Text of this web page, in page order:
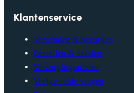
Klantenservice
Verzenden & bezorgen
Bestellen & betalen
Verzorgingsadvies
Veelgestelde vragen